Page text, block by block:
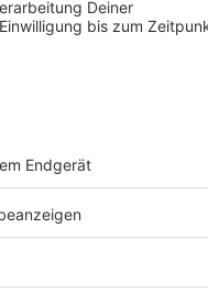
anschwitzen das
das Gemüse weich
den fein
auf die Blätter
und mit dem
eindrehen. Mit Butter